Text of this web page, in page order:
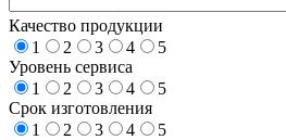
Качество продукции
1
2 3 4
5
Уровень сервиса
1
2 3 4
5
Срок изготовления
1
2 3 4
5